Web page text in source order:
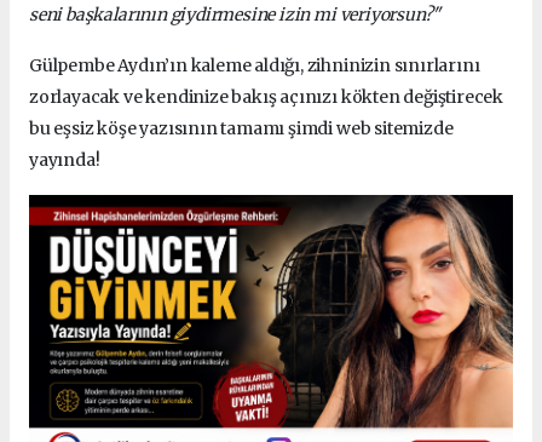
seni başkalarının giydirmesine izin mi veriyorsun?"
Gülpembe Aydın’ın kaleme aldığı, zihninizin sınırlarını
zorlayacak ve kendinize bakış açınızı kökten değiştirecek
bu eşsiz köşe yazısının tamamı şimdi web sitemizde
yayında!